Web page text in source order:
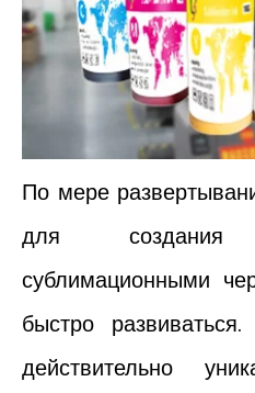
По мере
для
сублимационными
быстро
действительно